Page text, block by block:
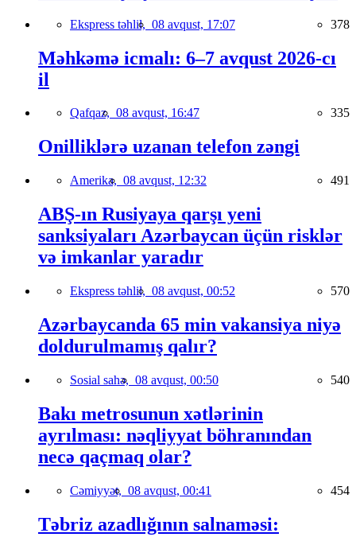
Ekspress təhlil, 08 avqust, 17:07 378
Məhkəmə icmalı: 6–7 avqust 2026-cı
il
Qafqaz, 08 avqust, 16:47 335
Onilliklərə uzanan telefon zəngi
Amerika, 08 avqust, 12:32 491
ABŞ-ın Rusiyaya qarşı yeni
sanksiyaları Azərbaycan üçün risklər
və imkanlar yaradır
Ekspress təhlil, 08 avqust, 00:52 570
Azərbaycanda 65 min vakansiya niyə
doldurulmamış qalır?
Sosial sahə, 08 avqust, 00:50 540
Bakı metrosunun xətlərinin
ayrılması: nəqliyyat böhranından
necə qaçmaq olar?
Cəmiyyət, 08 avqust, 00:41 454
Təbriz azadlığının salnaməsi: